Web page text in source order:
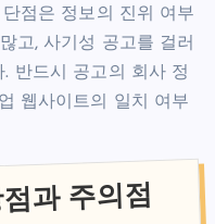
점은 정보의 진위 여부
고, 사기성 공고를 걸러
반드시 공고의 회사 정
웹사이트의 일치 여부
과 주의점